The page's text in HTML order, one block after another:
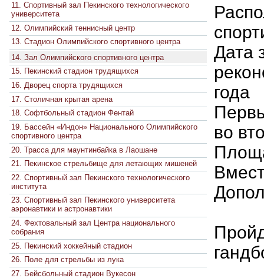
11. Спортивный зал Пекинского технологического
университета
12. Олимпийский теннисный центр
13. Стадион Олимпийского спортивного центра
14. Зал Олимпийского спортивного центра
15. Пекинский стадион трудящихся
16. Дворец спорта трудящихся
17. Столичная крытая арена
18. Софтбольный стадион Фентай
19. Бассейн «Индон» Национального Олимпийского
спортивного центра
20. Трасса для маунтинбайка в Лаошане
21. Пекинское стрельбище для летающих мишеней
22. Спортивный зал Пекинского технологического
института
23. Спортивный зал Пекинского университета
аэронавтики и астронавтики
24. Фехтовальный зал Центра национального
собрания
25. Пекинский хоккейный стадион
26. Поле для стрельбы из лука
27. Бейсбольный стадион Вукесон
Дата
года
во